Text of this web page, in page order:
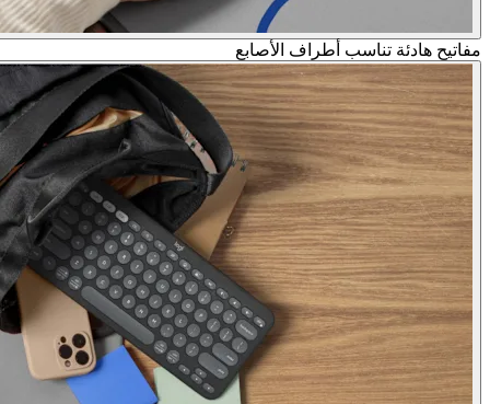
مفاتيح هادئة تناسب أطراف الأصابع